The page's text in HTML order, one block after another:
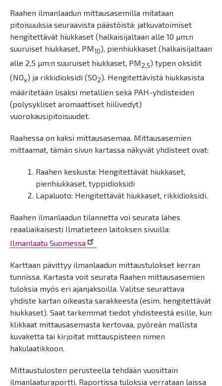
Raahen ilmanlaadun mittausasemilla mitataan
pitoisuuksia seuraavista päästöistä: jatkuvatoimiset
hengitettävät hiukkaset (halkaisijaltaan alle 10 µm:n
suuruiset hiukkaset, PM10), pienhiukkaset (halkaisijaltaan
alle 2,5 µm:n suuruiset hiukkaset, PM2,5) typen oksidit
(NOx) ja rikkidioksidi (SO2). Hengitettävistä hiukkasista
määritetään lisäksi metallien sekä PAH-yhdisteiden
(polysykliset aromaattiset hiilivedyt)
vuorokausipitoisuudet.
Raahessa on kaksi mittausasemaa. Mittausasemien
mittaamat, tämän sivun kartassa näkyvät yhdisteet ovat:
Raahen keskusta: Hengitettävät hiukkaset,
pienhiukkaset, typpidioksidi
Lapaluoto: Hengitettävät hiukkaset, rikkidioksidi.
Raahen ilmanlaadun tilannetta voi seurata lähes
reaaliaikaisesti Ilmatieteen laitoksen sivuilla:
Ilmanlaatu Suomessa
Karttaan pävittyy ilmanlaadun mittaustulokset kerran
tunnissa. Kartasta voit seurata Raahen mittausasemien
tuloksia myös eri ajanjaksoilla. Valitse seurattava
yhdiste kartan oikeasta sarakkeesta (esim. hengitettävät
hiukkaset). Saat tarkemmat tiedot yhdisteestä esille, kun
klikkaat mittausasemasta kertovaa, pyöreän mallista
kuvaketta tai kirjoitat mittauspisteen nimen
hakulaatikkoon.
Mittaustulosten perusteella tehdään vuosittain
ilmanlaaturaportti. Raportissa tuloksia verrataan laissa